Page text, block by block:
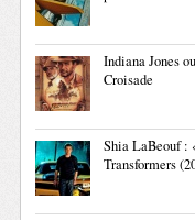
Indiana Jones
Croisade
Shia LaBeouf :
Transformers